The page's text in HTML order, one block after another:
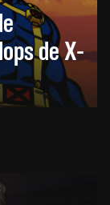
de X-